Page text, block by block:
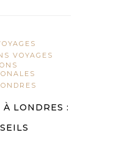
VOYAGES
À LONDRES :